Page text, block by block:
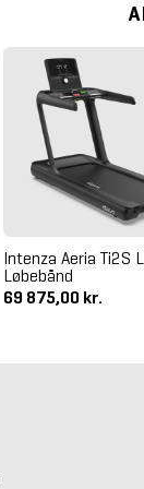
Intenza Aeria Ti2S
Løbebånd
69 875,00 kr.